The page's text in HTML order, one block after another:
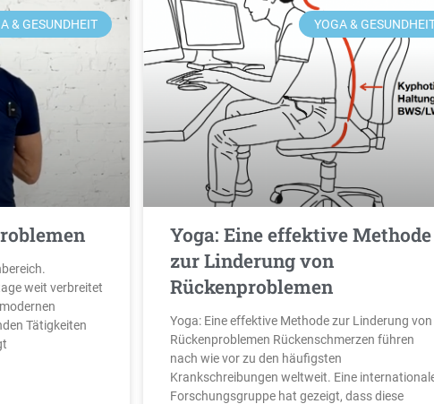
& GESUNDHEIT
weit verbreitet
Tätigkeiten
YOGA &
Yoga: Eine effektive Methode
zur Linderung von
Rückenproblemen
Yoga: Eine effektive Methode zur Linderung von
Rückenproblemen Rückenschmerzen führen
nach wie vor zu den häufigsten
Krankschreibungen weltweit. Eine
Forschungsgruppe hat gezeigt, dass diese